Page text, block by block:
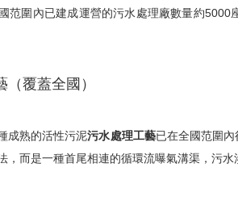
> 行業動態 > 6大常規污水處理工藝，優缺
范圍內已建成運營的污水處理廠數量約
覆蓋全國）
成熟的活性污泥污水處理工藝已在全國范圍
，而是一種首尾相連的循環流曝氣溝渠，污